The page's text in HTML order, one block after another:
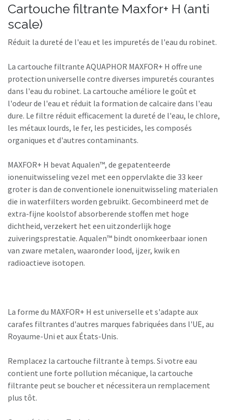
Cartouche filtrante Maxfor+ H (anti
scale)
Réduit la dureté de l'eau et les impuretés de l'eau du robinet.
La cartouche filtrante AQUAPHOR MAXFOR+ H offre une
protection universelle contre diverses impuretés courantes
dans l'eau du robinet. La cartouche améliore le goût et
l'odeur de l'eau et réduit la formation de calcaire dans l'eau
dure. Le filtre réduit efficacement la dureté de l'eau, le chlore,
les métaux lourds, le fer, les pesticides, les composés
organiques et d'autres contaminants.
MAXFOR+ H bevat Aqualen™, de gepatenteerde
ionenuitwisseling vezel met een oppervlakte die 33 keer
groter is dan de conventionele ionenuitwisseling materialen
die in waterfilters worden gebruikt. Gecombineerd met de
extra-fijne koolstof absorberende stoffen met hoge
dichtheid, verzekert het een uitzonderlijk hoge
zuiveringsprestatie. Aqualen™ bindt onomkeerbaar ionen
van zware metalen, waaronder lood, ijzer, kwik en
radioactieve isotopen.
La forme du MAXFOR+ H est universelle et s'adapte aux
carafes filtrantes d'autres marques fabriquées dans l'UE, au
Royaume-Uni et aux États-Unis.
Remplacez la cartouche filtrante à temps. Si votre eau
contient une forte pollution mécanique, la cartouche
filtrante peut se boucher et nécessitera un remplacement
plus tôt.